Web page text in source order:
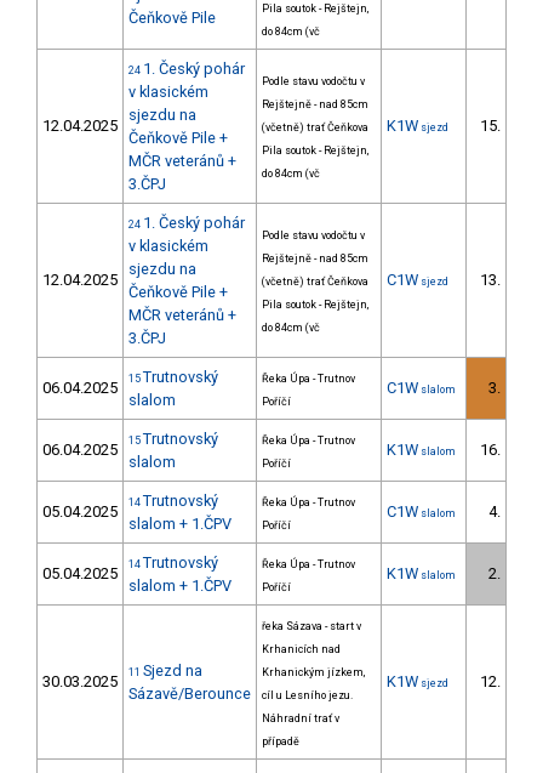
Čeňkově Pile
Pila soutok - Rejštejn,
do 84cm (vč
12.04.2025
24 1. Český pohár
v klasickém
sjezdu na
Čeňkově Pile +
MČR veteránů +
3.ČPJ
Podle stavu vodočtu v
Rejštejně - nad 85cm
(včetně) trať Čeňkova
Pila soutok - Rejštejn,
do 84cm (vč
K1W sjezd 15.
12.04.2025
24 1. Český pohár
v klasickém
sjezdu na
Čeňkově Pile +
MČR veteránů +
3.ČPJ
Podle stavu vodočtu v
Rejštejně - nad 85cm
(včetně) trať Čeňkova
Pila soutok - Rejštejn,
do 84cm (vč
C1W sjezd 13.
06.04.2025 15 Trutnovský
slalom
Řeka Úpa - Trutnov
Poříčí
C1W slalom 3.
06.04.2025 15 Trutnovský
slalom
Řeka Úpa - Trutnov
Poříčí
K1W slalom 16.
05.04.2025 14 Trutnovský
slalom + 1.ČPV
Řeka Úpa - Trutnov
Poříčí
C1W slalom 4.
05.04.2025 14 Trutnovský
slalom + 1.ČPV
Řeka Úpa - Trutnov
Poříčí
K1W slalom 2.
30.03.2025 11 Sjezd na
Sázavě/Berounce
řeka Sázava - start v
Krhanicích nad
Krhanickým jízkem,
cíl u Lesního jezu.
Náhradní trať v
případě
K1W sjezd 12.